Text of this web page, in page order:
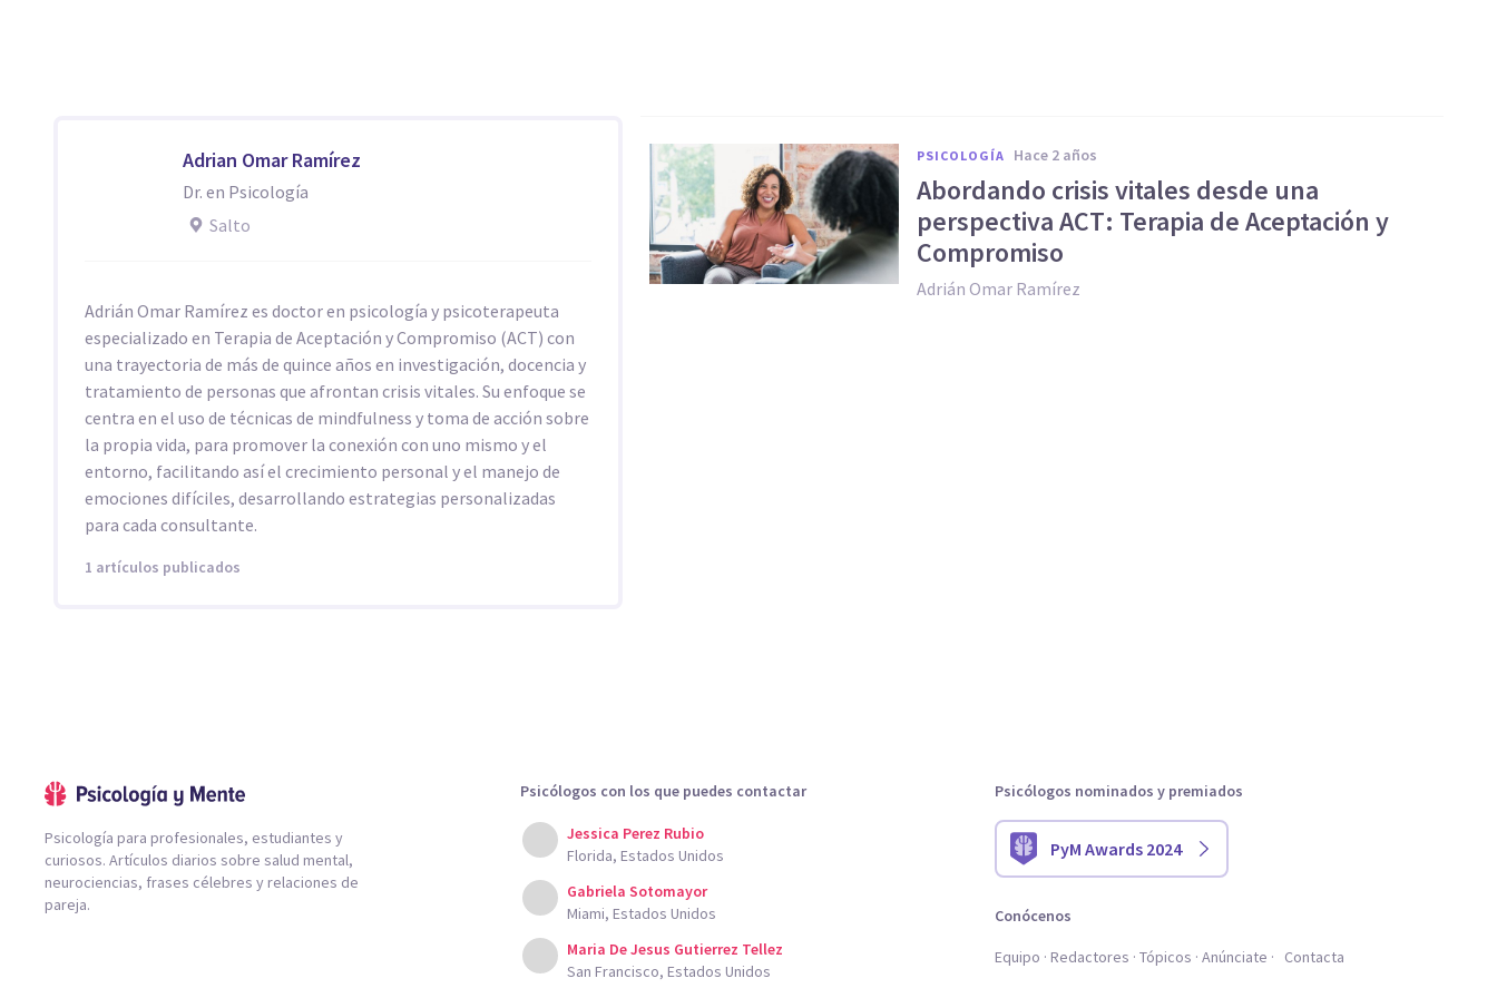
Adrian Omar Ramírez
Dr. en Psicología
Salto
Adrián Omar Ramírez es doctor en psicología y psicoterapeuta
especializado en Terapia de Aceptación y Compromiso (ACT) con
una trayectoria de más de quince años en investigación, docencia y
tratamiento de personas que afrontan crisis vitales. Su enfoque se
centra en el uso de técnicas de mindfulness y toma de acción sobre
la propia vida, para promover la conexión con uno mismo y el
entorno, facilitando así el crecimiento personal y el manejo de
emociones difíciles, desarrollando estrategias personalizadas
para cada consultante.
1 artículos publicados
PSICOLOGÍA hace 2 años
Abordando crisis vitales desde una
perspectiva ACT: Terapia de Aceptación y
Compromiso
Adrián Omar Ramírez
Psicología para profesionales, estudiantes y
curiosos. Artículos diarios sobre salud mental,
neurociencias, frases célebres y relaciones de
pareja.
Psicólogos con los que puedes contactar
Jessica Perez Rubio
Florida, Estados Unidos
Gabriela Sotomayor
Miami, Estados Unidos
Maria De Jesus Gutierrez Tellez
San Francisco, Estados Unidos
Psicólogos nominados y premiados
PyM Awards 2024
Conócenos
Equipo Redactores Tópicos Anúnciate Contacta